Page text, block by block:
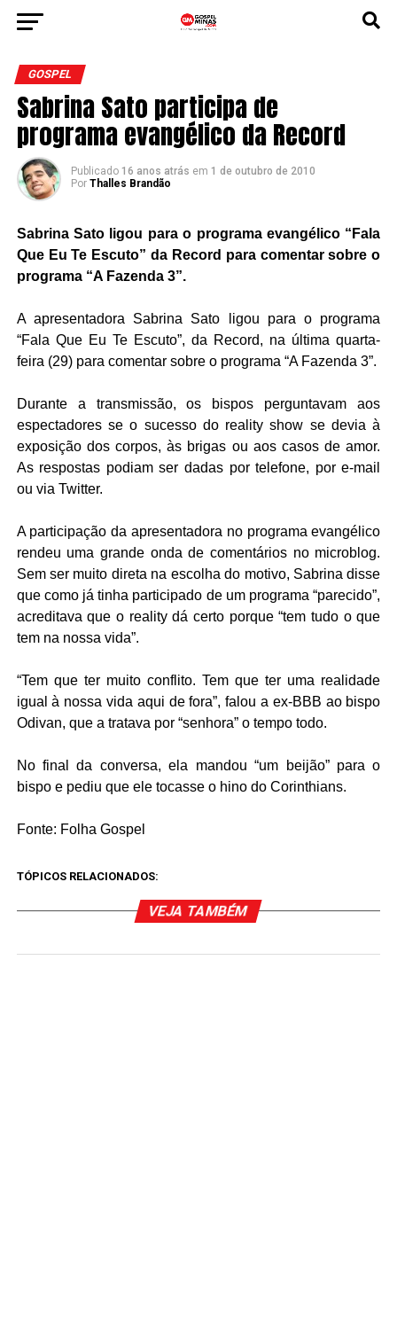
GOSPEL
Sabrina Sato participa de
programa evangélico da Record
Publicado 16 anos atrás em 1 de outubro de 2010
Por Thalles Brandão
Sabrina Sato ligou para o programa evangélico “Fala
Que Eu Te Escuto” da Record para comentar sobre o
programa “A Fazenda 3”.
A apresentadora Sabrina Sato ligou para o programa
“Fala Que Eu Te Escuto”, da Record, na última quarta-
feira (29) para comentar sobre o programa “A Fazenda 3”.
Durante a transmissão, os bispos perguntavam aos
espectadores se o sucesso do reality show se devia à
exposição dos corpos, às brigas ou aos casos de amor.
As respostas podiam ser dadas por telefone, por e-mail
ou via Twitter.
A participação da apresentadora no programa evangélico
rendeu uma grande onda de comentários no microblog.
Sem ser muito direta na escolha do motivo, Sabrina disse
que como já tinha participado de um programa “parecido”,
acreditava que o reality dá certo porque “tem tudo o que
tem na nossa vida”.
“Tem que ter muito conflito. Tem que ter uma realidade
igual à nossa vida aqui de fora”, falou a ex-BBB ao bispo
Odivan, que a tratava por “senhora” o tempo todo.
No final da conversa, ela mandou “um beijão” para o
bispo e pediu que ele tocasse o hino do Corinthians.
Fonte: Folha Gospel
TÓPICOS RELACIONADOS:
VEJA TAMBÉM